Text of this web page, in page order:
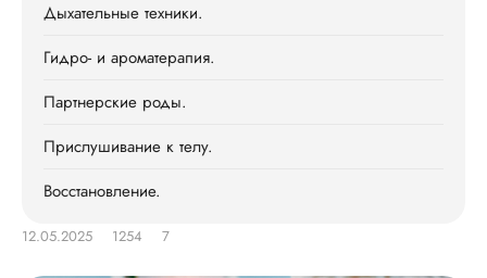
12.05.2025 1254 7
Дыхательные техники.
Гидро- и ароматерапия.
Партнерские роды.
Прислушивание к телу.
Восстановление.